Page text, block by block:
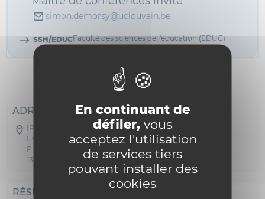
En continuant de
défiler, vous
acceptez l'utilisation
de services tiers
pouvant installer des
cookies
simon.demorsy@uclouvain.be
SSH/EDUCFaculté des sciences de l'éducation (EDUC)
Informations
ADRESSE POSTALE
IPSY - Michotte/Socrate/Mercier
L3.05.01
Place Cardinal Mercier 10
1348 Louvain-la-Neuve
RÉSEAUX SOCIAUX